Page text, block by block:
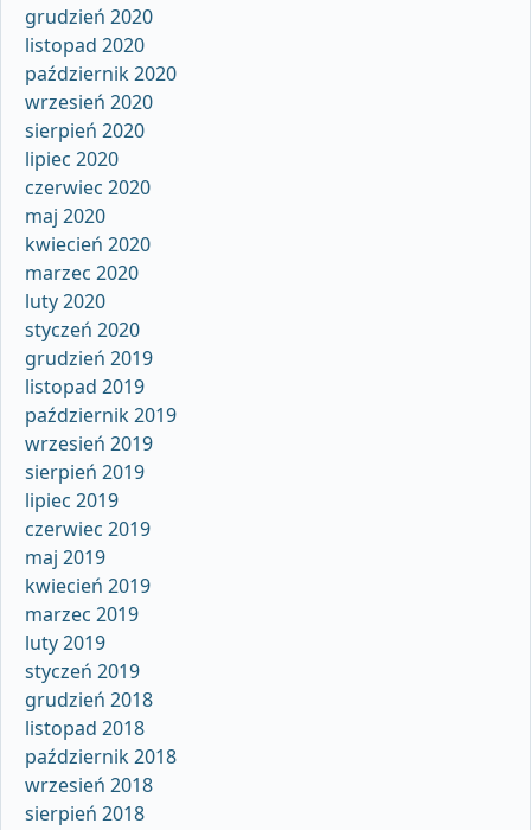
grudzień 2020
listopad 2020
październik 2020
wrzesień 2020
sierpień 2020
lipiec 2020
czerwiec 2020
maj 2020
kwiecień 2020
marzec 2020
luty 2020
styczeń 2020
grudzień 2019
listopad 2019
październik 2019
wrzesień 2019
sierpień 2019
lipiec 2019
czerwiec 2019
maj 2019
kwiecień 2019
marzec 2019
luty 2019
styczeń 2019
grudzień 2018
listopad 2018
październik 2018
wrzesień 2018
sierpień 2018